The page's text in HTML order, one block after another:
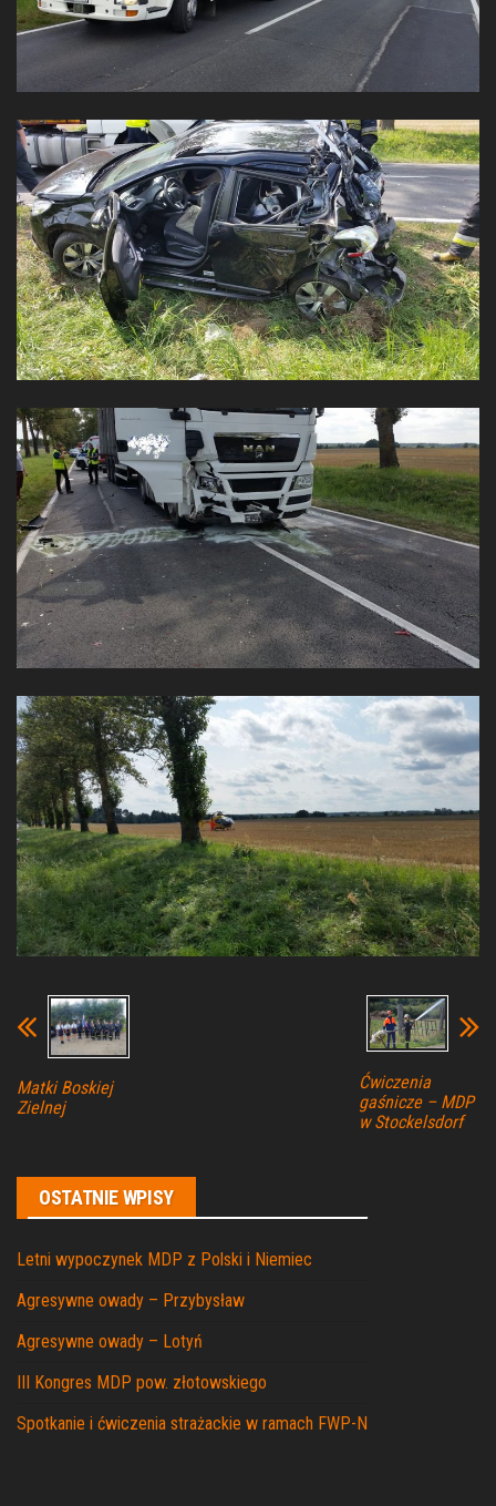
Matki Boskiej
Zielnej
Ćwiczenia
gaśnicze – MDP
w Stockelsdorf
OSTATNIE WPISY
Letni wypoczynek MDP z Polski i Niemiec
Agresywne owady – Przybysław
Agresywne owady – Lotyń
III Kongres MDP pow. złotowskiego
Spotkanie i ćwiczenia strażackie w ramach FWP-N